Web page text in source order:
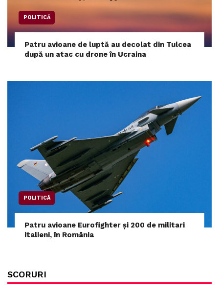
POLITICĂ
Patru avioane de luptă au decolat din Tulcea
după un atac cu drone în Ucraina
POLITICĂ
Patru avioane Eurofighter și 200 de militari
italieni, în România
SCORURI